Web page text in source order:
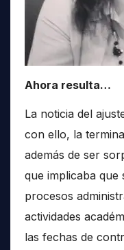
Ahora resulta…
La noticia del
con ello, la
además de ser
que implicaba
procesos
actividades
las fechas de